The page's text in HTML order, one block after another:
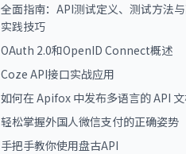
全面指南：API测试定义、测试方法
实践技巧
OAuth 2.0和OpenID Connect概述
Coze API接口实战应用
如何在 Apifox 中发布多语言的 API 文
轻松掌握外国人微信支付的正确姿势
手把手教你使用盘古API